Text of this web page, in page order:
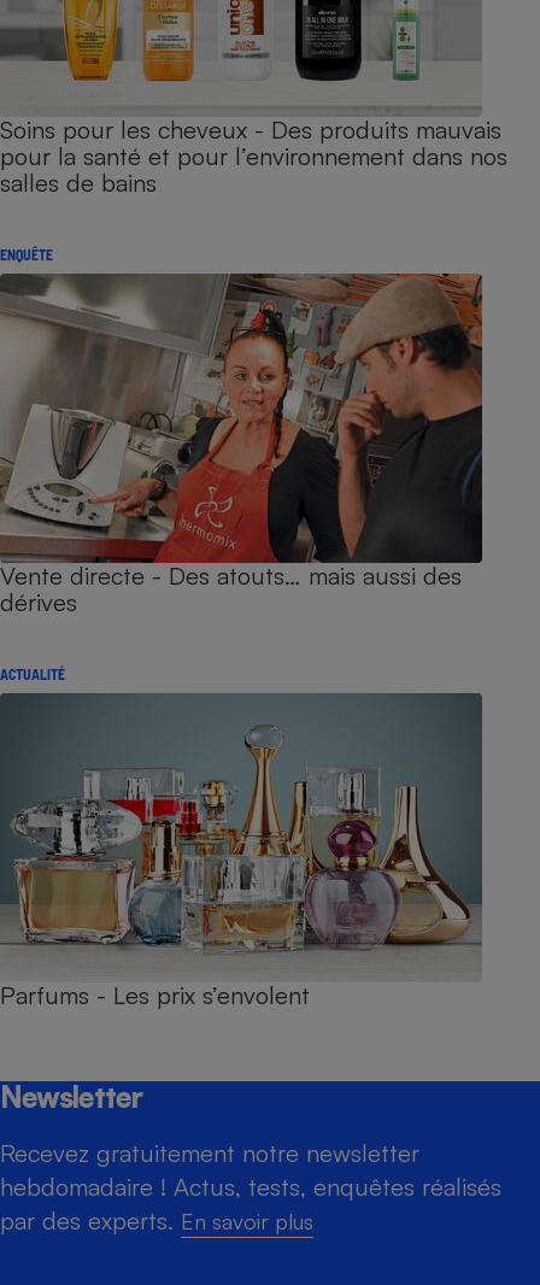
Soins pour les cheveux - Des produits mauvais
pour la santé et pour l’environnement dans nos
salles de bains
ENQUÊTE
Vente directe - Des atouts… mais aussi des
dérives
ACTUALITÉ
Parfums - Les prix s’envolent
Newsletter
Recevez gratuitement notre newsletter
hebdomadaire ! Actus, tests, enquêtes réalisés
par des experts. En savoir plus